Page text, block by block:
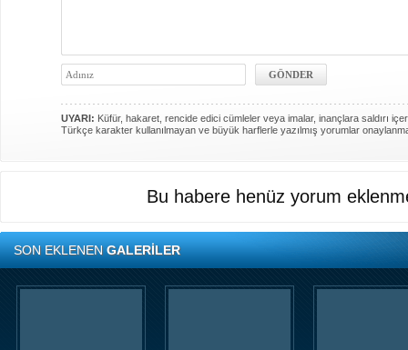
UYARI: Küfür, hakaret, rencide edici cümleler veya imalar, inançlara saldırı
Türkçe karakter kullanılmayan ve büyük harflerle yazılmış yorumlar
Bu habere henüz yorum
SON EKLENENGALERİLER